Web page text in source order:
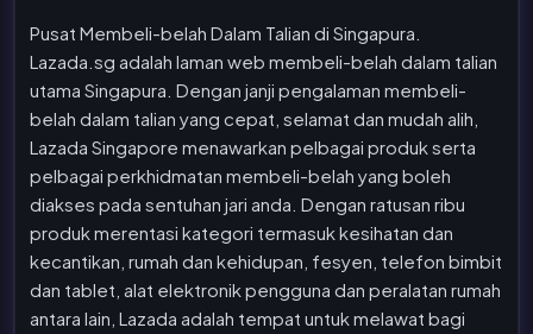
Pusat Membeli-belah Dalam Talian di Singapura.
Lazada.sg adalah laman web membeli-belah dalam talian
utama Singapura. Dengan janji pengalaman membeli-
belah dalam talian yang cepat, selamat dan mudah alih,
Lazada Singapore menawarkan pelbagai produk serta
pelbagai perkhidmatan membeli-belah yang boleh
diakses pada sentuhan jari anda. Dengan ratusan ribu
produk merentasi kategori termasuk kesihatan dan
kecantikan, rumah dan kehidupan, fesyen, telefon bimbit
dan tablet, alat elektronik pengguna dan peralatan rumah
antara lain, Lazada adalah tempat untuk melawat bagi